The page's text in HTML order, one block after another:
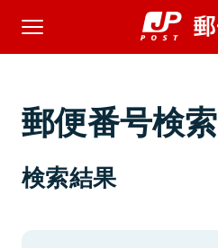
郵便番号検索
検索結果